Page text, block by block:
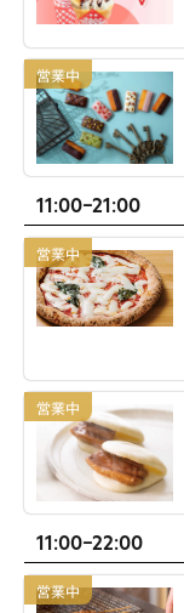
11:00-21:00
11:00-22:00